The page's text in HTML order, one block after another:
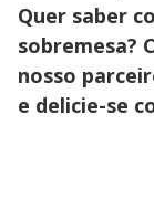
Quer saber
sobremesa?
nosso
e delicie-se